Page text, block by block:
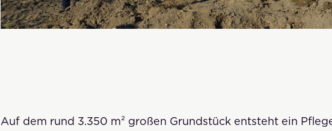
Auf dem rund 3.350 m² großen Grundstück entsteht ein